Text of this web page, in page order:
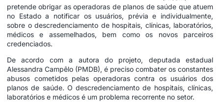
pretende obrigar as operadoras de planos de saúde que atuem
no Estado a notificar os usuários, prévia e individualmente,
sobre o descredenciamento de hospitais, clínicas, laboratórios,
médicos e assemelhados, bem como os novos parceiros
credenciados.
De acordo com a autora do projeto, deputada estadual
Alessandra Campêlo (PMDB), é preciso combater os constantes
abusos cometidos pelas operadoras contra os usuários dos
planos de saúde. O descredenciamento de hospitais, clínicas,
laboratórios e médicos é um problema recorrente no setor.